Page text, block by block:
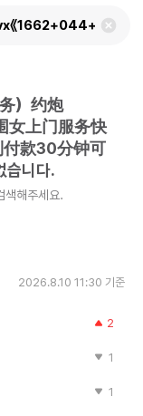
검
）约炮
女上门服务快
款30分钟可
습니다.
색해주세요.
2026.8.10 11:30 기준
2
1
1